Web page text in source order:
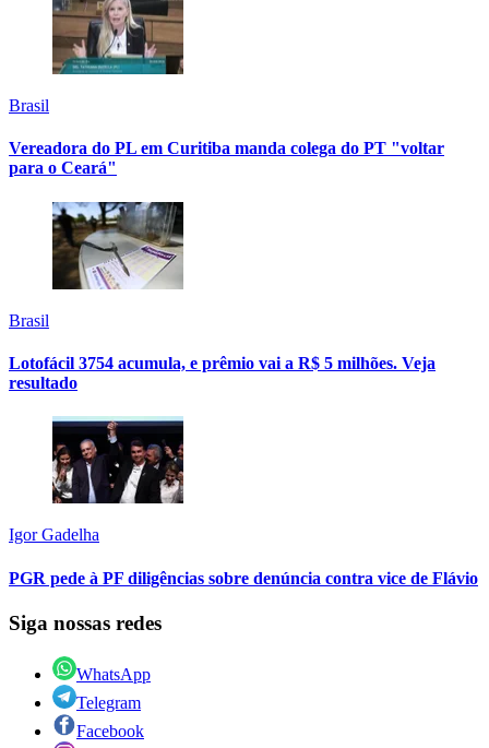
Brasil
Vereadora do PL em Curitiba manda colega do PT "voltar
para o Ceará"
Brasil
Lotofácil 3754 acumula, e prêmio vai a R$ 5 milhões. Veja
resultado
Igor Gadelha
PGR pede à PF diligências sobre denúncia contra vice de Flávio
Siga nossas redes
WhatsApp
Telegram
Facebook